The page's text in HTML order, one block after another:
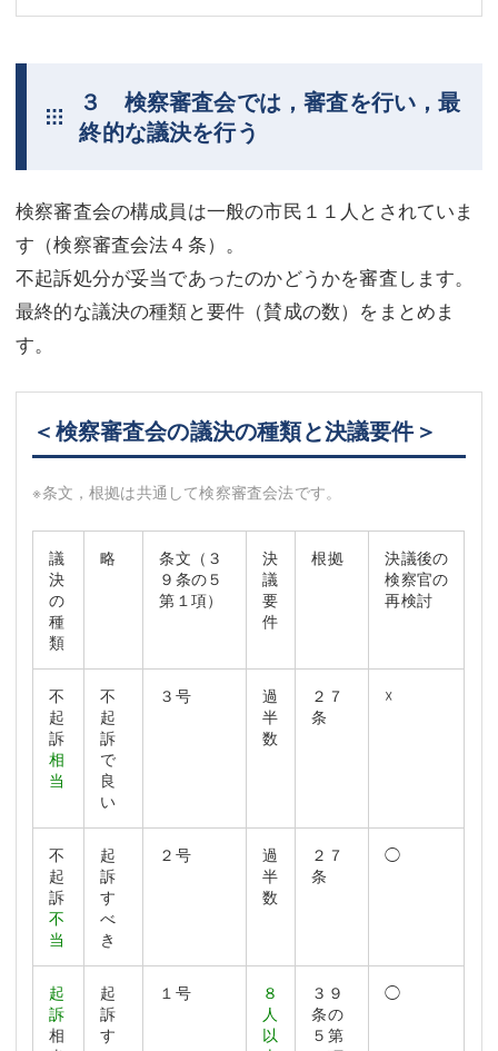
３ 検察審査会では，審査を行い，最
終的な議決を行う
検察審査会の構成員は一般の市民１１人とされていま
す（検察審査会法４条）。
不起訴処分が妥当であったのかどうかを審査します。
最終的な議決の種類と要件（賛成の数）をまとめま
す。
＜検察審査会の議決の種類と決議要件＞
※条文，根拠は共通して検察審査会法です。
議
決
の
種
類
略
条文（３
９条の５
第１項）
決
議
要
件
根拠
決議後の
検察官の
再検討
不
起
訴
相
当
不
起
訴
で
良
い
３号
過
半
数
２７
条
☓
不
起
訴
不
当
起
訴
す
べ
き
２号
過
半
数
２７
条
◯
起
訴
相
起
訴
す
１号
８
人
以
３９
条の
５第
◯